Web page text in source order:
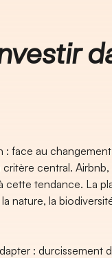
face au
central.
cette tendance. La
nature, la
: durcissement